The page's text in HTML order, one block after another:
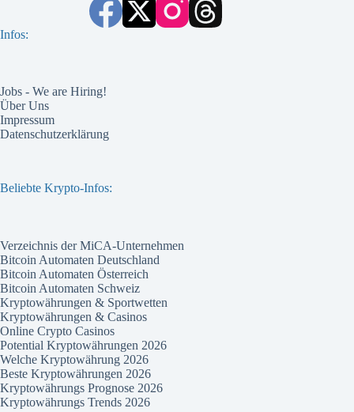
Infos:
Jobs - We are Hiring!
Über Uns
Impressum
Datenschutzerklärung
Beliebte Krypto-Infos:
Verzeichnis der MiCA-Unternehmen
Bitcoin Automaten Deutschland
Bitcoin Automaten Österreich
Bitcoin Automaten Schweiz
Kryptowährungen & Sportwetten
Kryptowährungen & Casinos
Online Crypto Casinos
Potential Kryptowährungen 2026
Welche Kryptowährung 2026
Beste Kryptowährungen 2026
Kryptowährungs Prognose 2026
Kryptowährungs Trends 2026